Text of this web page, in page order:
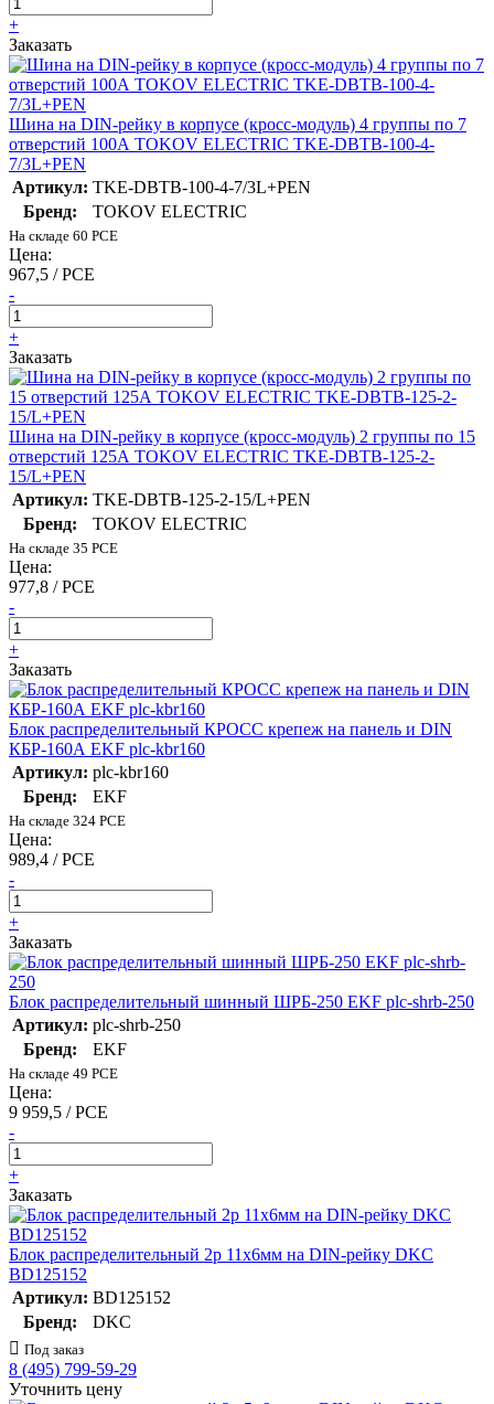
+
Заказать
Шина на DIN-рейку в корпусе (кросс-модуль) 4 группы по 7
отверстий 100А TOKOV ELECTRIC TKE-DBTB-100-4-
7/3L+PEN
Артикул: TKE-DBTB-100-4-7/3L+PEN
Бренд:
TOKOV ELECTRIC
На складе 60 PCE
Цена:
967,5 / PCE
-
+
Заказать
Шина на DIN-рейку в корпусе (кросс-модуль) 2 группы по 15
отверстий 125А TOKOV ELECTRIC TKE-DBTB-125-2-
15/L+PEN
Артикул: TKE-DBTB-125-2-15/L+PEN
Бренд:
TOKOV ELECTRIC
На складе 35 PCE
Цена:
977,8 / PCE
-
+
Заказать
Блок распределительный КРОСС крепеж на панель и DIN
КБР-160А EKF plc-kbr160
Артикул: plc-kbr160
Бренд:
EKF
На складе 324 PCE
Цена:
989,4 / PCE
-
+
Заказать
Блок распределительный шинный ШРБ-250 EKF plc-shrb-250
Артикул: plc-shrb-250
Бренд:
EKF
На складе 49 PCE
Цена:
9 959,5 / PCE
-
+
Заказать
Блок распределительный 2p 11х6мм на DIN-рейку DKC
BD125152
Артикул: BD125152
Бренд:
DKC
Под заказ
8 (495) 799-59-29
Уточнить цену